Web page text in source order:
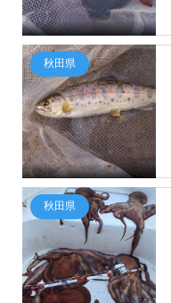
秋田県
秋田県